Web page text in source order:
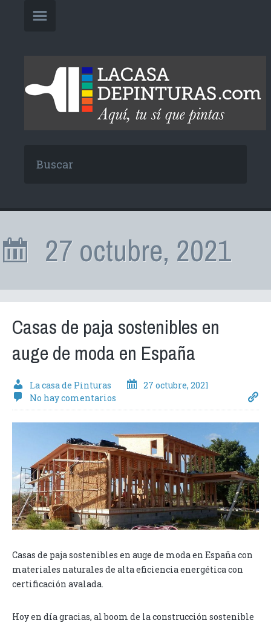
27 octubre, 2021
Casas de paja sostenibles en
auge de moda en España
La casa de Pinturas
27 octubre, 2021
No hay comentarios
Casas de paja sostenibles en auge de moda en España con
materiales naturales de alta eficiencia energética con
certificación avalada.
Hoy en día gracias, al boom de la construcción sostenible